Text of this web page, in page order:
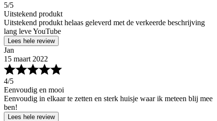
5/5
Uitstekend produkt
Uitstekend produkt helaas geleverd met de verkeerde beschrijving
lang leve YouTube
Lees hele review
Jan
15 maart 2022
4/5
Eenvoudig en mooi
Eenvoudig in elkaar te zetten en sterk huisje waar ik meteen blij mee
ben!
Lees hele review